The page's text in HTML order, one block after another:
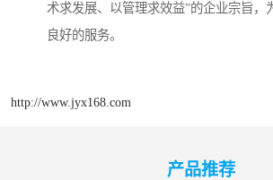
术求发展、以管理求效益”的企业宗旨，
良好的服务。
http://www.jyx168.com
产品推荐